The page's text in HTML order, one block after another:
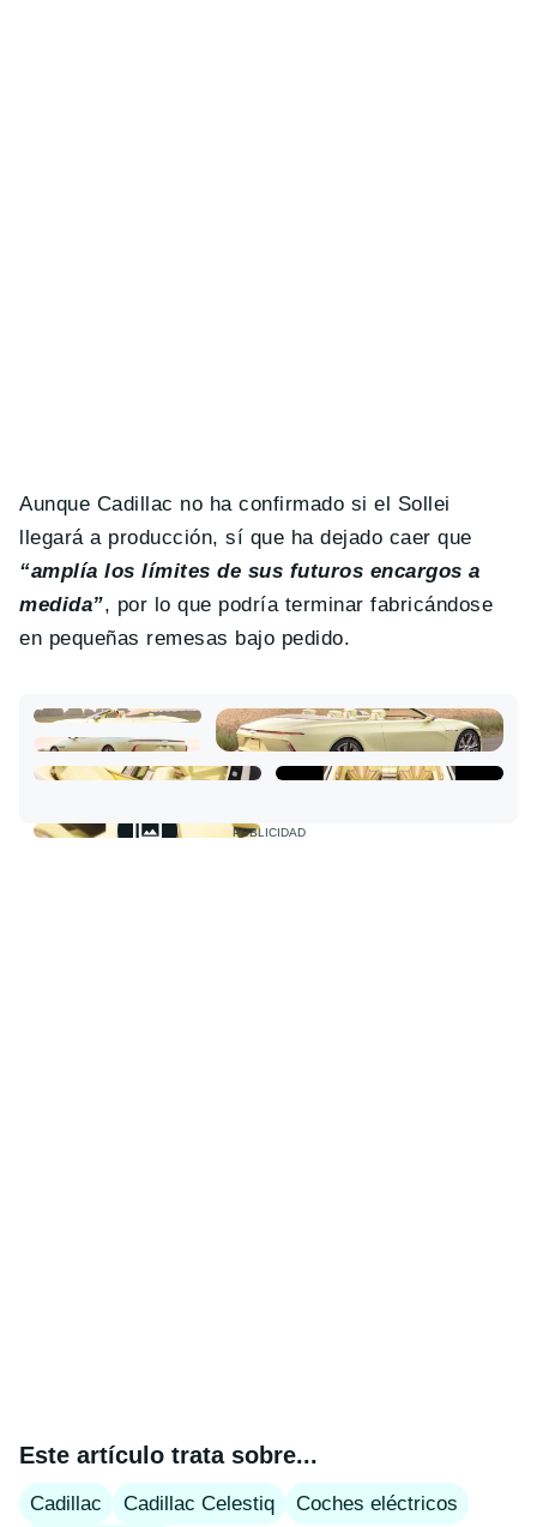
Aunque Cadillac no ha confirmado si el Sollei
llegará a producción, sí que ha dejado caer que
“amplía los límites de sus futuros encargos a
medida”, por lo que podría terminar fabricándose
en pequeñas remesas bajo pedido.
Este artículo trata sobre...
Cadillac Cadillac Celestiq
Coches eléctricos